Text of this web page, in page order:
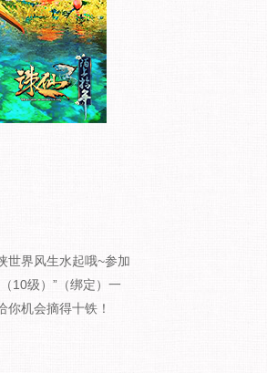
界风生水起哦~参加
10级）”（绑定）一
机会摘得十铁！